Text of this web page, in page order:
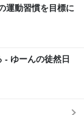
運動習慣を目標に
- ゆーんの徒然日